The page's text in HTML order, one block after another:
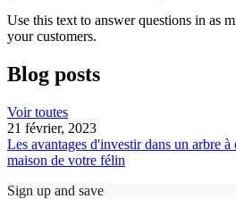
Use this text to answer questions in as
your customers.
Blog posts
Voir toutes
21 février, 2023
Les avantages d'investir dans un arbre
maison de votre félin
Sign up and save